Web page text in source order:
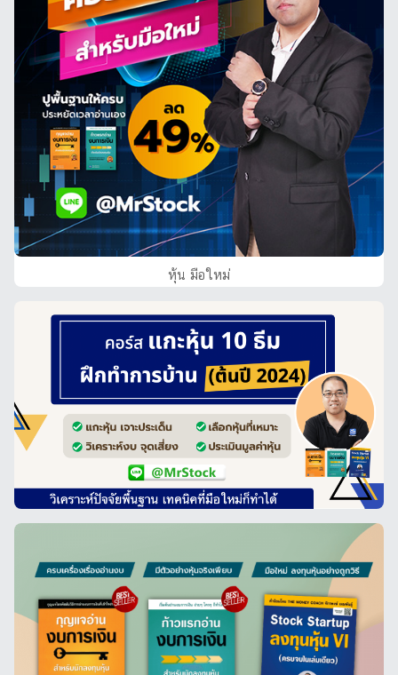
หุ้น มือใหม่